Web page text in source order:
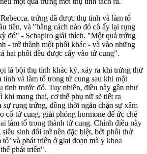
trứng đã được thụ tinh và làm tổ
tiên, và "bằng cách nào đó cô ấy lại rụng
đó" - Schapiro giải thích. "Một quả trứng
- trở thành một phôi khác - và vào những
hai phôi đều được cấy vào tử cung".
là bội thụ tinh khác kỳ, xảy ra khi trứng thứ
tinh và làm tổ trong tử cung sau khi một
tinh trước đó. Tuy nhiên, điều này gần như
khi mang thai, cơ thể phụ nữ sẽ tiết ra
sự rụng trứng, đồng thời ngăn chặn sự xâm
cổ tử cung, giải phóng hormone để ức chế
làm tổ trong thành tử cung. Chính điều này
sinh đôi trở nên đặc biệt, bởi phôi thứ
và phát triển ở giai đoạn mà y khoa
phát triển".